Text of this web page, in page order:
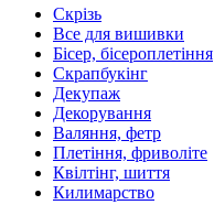
Скрізь
Все для вишивки
Бісер, бісероплетіння
Скрапбукінг
Декупаж
Декорування
Валяння, фетр
Плетіння, фриволіте
Квілтінг, шиття
Килимарство